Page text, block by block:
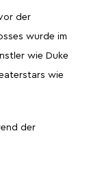
der
wurde im
wie Duke
wie
der